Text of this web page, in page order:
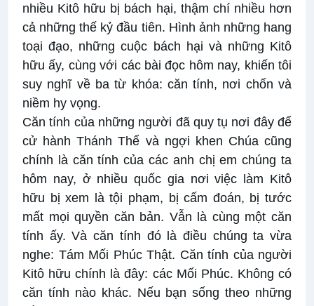
nhiều Kitô hữu bị bách hại, thậm chí nhiều hơn
cả những thế kỷ đầu tiên. Hình ảnh những hang
toại đạo, những cuộc bách hại và những Kitô
hữu ấy, cùng với các bài đọc hôm nay, khiến tôi
suy nghĩ về ba từ khóa: căn tính, nơi chốn và
niềm hy vọng.
Căn tính của những người đã quy tụ nơi đây để
cử hành Thánh Thể và ngợi khen Chúa cũng
chính là căn tính của các anh chị em chúng ta
hôm nay, ở nhiều quốc gia nơi việc làm Kitô
hữu bị xem là tội phạm, bị cấm đoán, bị tước
mất mọi quyền căn bản. Vẫn là cùng một căn
tính ấy. Và căn tính đó là điều chúng ta vừa
nghe: Tám Mối Phúc Thật. Căn tính của người
Kitô hữu chính là đây: các Mối Phúc. Không có
căn tính nào khác. Nếu bạn sống theo những